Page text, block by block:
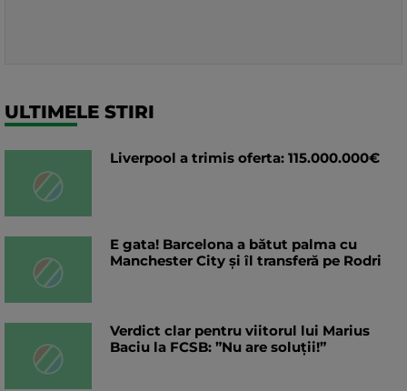
ULTIMELE STIRI
Liverpool a trimis oferta: 115.000.000€
E gata! Barcelona a bătut palma cu
Manchester City și îl transferă pe Rodri
Verdict clar pentru viitorul lui Marius
Baciu la FCSB: ”Nu are soluții!”